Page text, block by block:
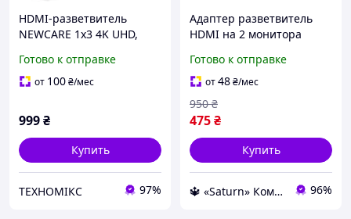
HDMI-разветвитель
NEWCARE 1x3 4K UHD,
выхода, распределитель
сигнала HDMI для ТВ,
Готово к отправке
от 100₴/мес
999₴
Купить
ТЕХНОМІКС 97%
Адаптер разветвитель
HDMI на 2 монитора
разветвитель 2 выхода
Распределители hdmi
splitter 1x2
Готово к отправке
от48₴/мес
475₴
950 ₴
Купить
🔱 «Saturn» Компетентность! Качество товара! Быстрая отправка! ✅ 96%